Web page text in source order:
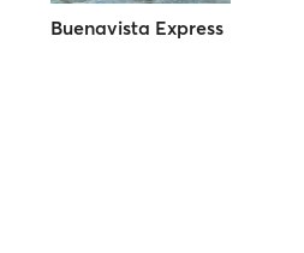
Buenavista Express